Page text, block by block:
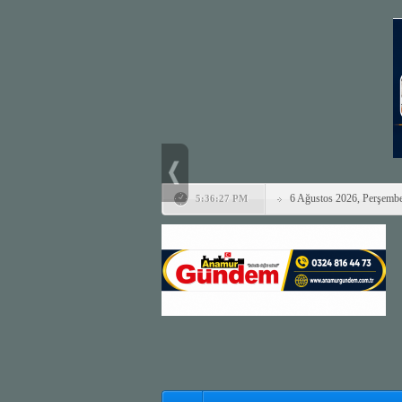
5:36:27 PM 6 Ağustos 2026,